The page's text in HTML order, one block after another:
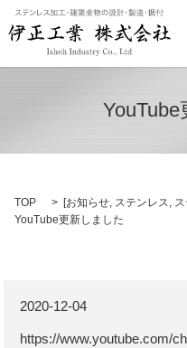
TOP [お知らせ, ステンレス,
YouTube更新しました
2020-12-04
https://www.youtube.com/